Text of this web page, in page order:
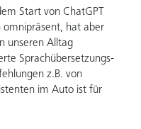
Start von ChatGPT
omnipräsent, hat aber
unseren Alltag
Sprachübersetzungs-
z.B. von
im Auto ist für